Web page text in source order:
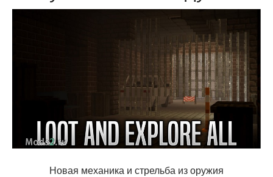
Новая механика и стрельба из оружия